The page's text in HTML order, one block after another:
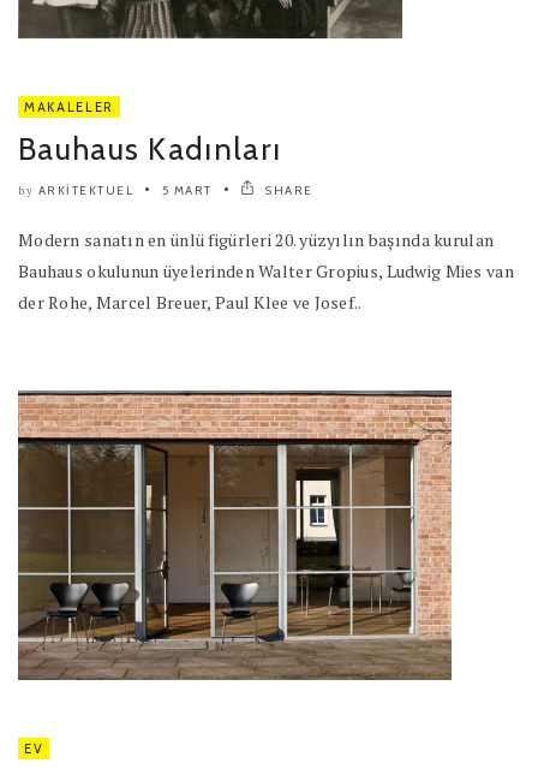
MAKALELER
Bauhaus Kadınları
by ARKITEKTUEL 5 MART SHARE
Modern sanatın en ünlü figürleri 20. yüzyılın başında kurulan
Bauhaus okulunun üyelerinden Walter Gropius, Ludwig Mies van
der Rohe, Marcel Breuer, Paul Klee ve Josef..
EV